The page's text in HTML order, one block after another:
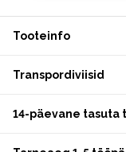
Tooteinfo
Transpordiviisid
14-päevane tasuta